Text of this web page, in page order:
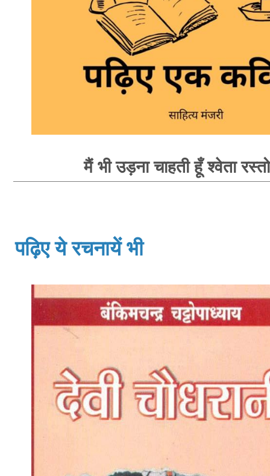
मैं भी उड़ना चाहती हूँ श्वेता
पढ़िए ये रचनायें भी